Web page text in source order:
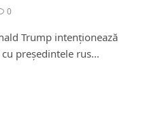
0
Trump intenționează
președintele rus…